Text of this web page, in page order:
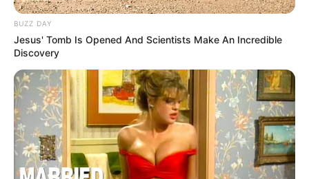
ΠΡΟΣΩΠΙΚΑ ΚΑΙ ΝΟΜΙΖΩ ΟΤΙ ΔΕΝ ΧΡΕΙΑΖΕΤΑΙ ΝΑ ΣΑΣ
ΠΕΙΣΩ ΓΙΑ ΑΥΤΟ, ΔΕΝ ΑΝΗΚΩ ΣΕ ΚΑΝΕΝΑ STATUS. ΣΕ
ΚΑΝΕΝΑ ΔΟΓΜΑ, ΣΕ ΚΑΜΙΑ ΚΑΤΑΣΤΑΣΗ. ΓΝΩΡΙΖΩ ΠΟΛΥ
ΚΑΛΑ ΟΤΙ Η ΑΛΗΘΕΙΑ ΔΕΝ ΜΠΟΡΕΙ ΝΑ ΠΑΡΑΧΘΕΙ ΑΠΟ
ΚΑΝΕΝΑΝ. ΠΟΣΟ ΜΑΛΛΟΝ ΝΑ ΕΧΕΙ ΙΔΙΟΚΤΗΤΗ.
BUZZ DAY
Jesus' Tomb Is Opened And Scientists Make An Incredible
Discovery